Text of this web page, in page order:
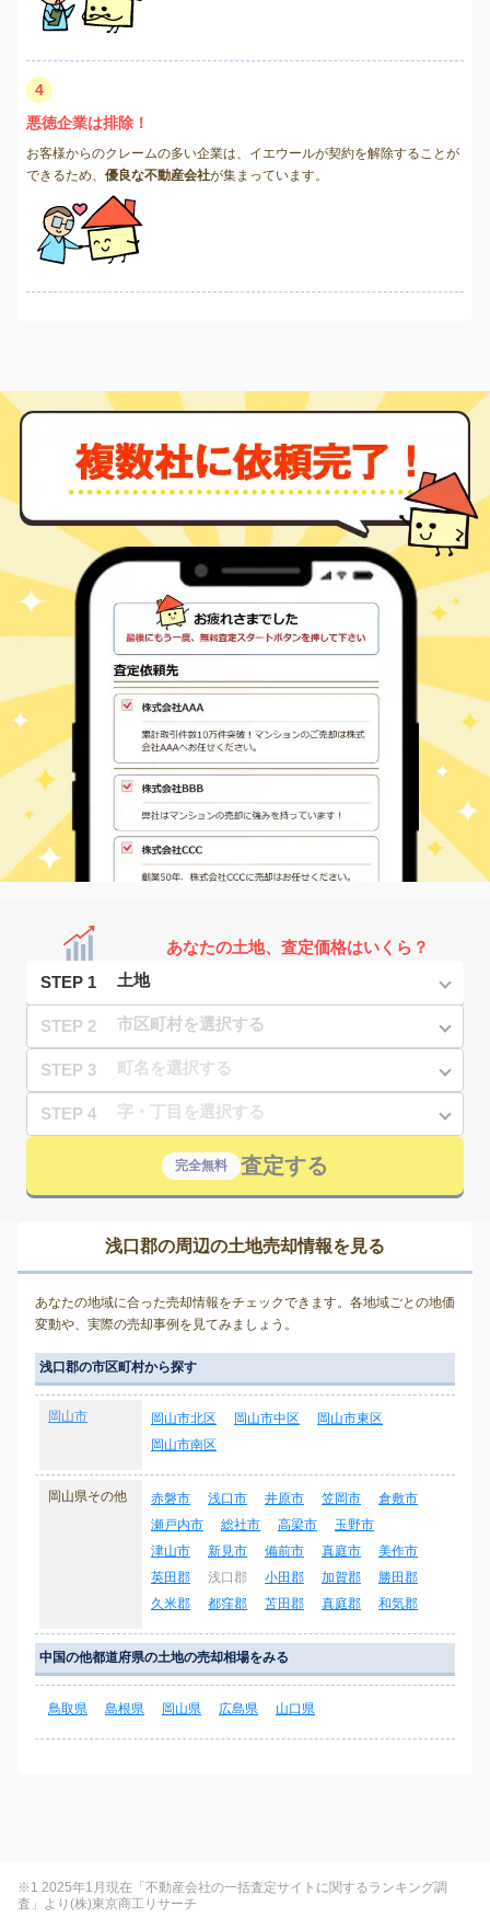
4
悪徳企業は排除！
お客様からのクレームの多い企業は、イエウールが契約を解除することが
できるため、 優良な不動産会社が集まっています。
あなたの土地、査定価格はいくら？
STEP 1
STEP 2
STEP 3
STEP 4
完全無料 査定する
浅口郡の周辺の土地売却情報を見る
あなたの地域に合った売却情報をチェックできます。各地域ごとの地価
変動や、実際の売却事例を見てみましょう。
浅口郡の市区町村から探す
岡山市 岡山市北区 岡山市中区
岡山市東区
岡山市南区
岡山県その他 赤磐市 浅口市 井原市 笠岡市
倉敷市
瀬戸内市
総社市 高梁市
玉野市
津山市
新見市 備前市 真庭市
美作市
英田郡
浅口郡 小田郡 加賀郡
勝田郡
久米郡
都窪郡 苫田郡 真庭郡 和気郡
中国の他都道府県の土地の売却相場をみる
鳥取県 島根県 岡山県 広島県 山口県
※1 2025年1月現在「不動産会社の一括査定サイトに関するランキング調
査」より(株)東京商工リサーチ